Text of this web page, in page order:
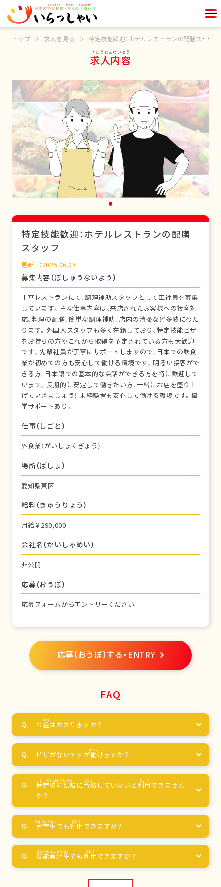
トップ 求人を見る 特定技能歓迎：ホテルレストランの配膳スタッフ
求人内容
特定技能歓迎：ホテルレストランの配膳
スタッフ
更新日：2025.06.09
募集内容（ぼしゅうないよう）
中華レストランにて、調理補助スタッフとして正社員を募集
しています。主な仕事内容は、来店されたお客様への接客対
応、料理の配膳、簡単な調理補助、店内の清掃など多岐にわた
ります。外国人スタッフも多く在籍しており、特定技能ビザ
をお持ちの方やこれから取得を予定されている方も大歓迎
です。先輩社員が丁寧にサポートしますので、日本での飲食
業が初めての方も安心して働ける環境です。明るい接客がで
きる方、日本語での基本的な会話ができる方を特に歓迎して
います。長期的に安定して働きたい方、一緒にお店を盛り上
げていきましょう！ 未経験者も安心して働ける職場です。語
学サポートあり。
仕事（しごと）
外食業（がいしょくぎょう）
場所（ばしょ）
愛知県東区
給料（きゅうりょう）
月給￥290,000
会社名（かいしゃめい）
非公開
応募（おうぼ）
応募フォームからエントリーください
応募（おうぼ）する・ENTRY
FAQ
お金はかかりますか？
ビザがないですが働けますか？
特定技能試験に合格 していないと利用 できません
か？
留学生でも利用 できますか？
技能実習生でも利用できますか？